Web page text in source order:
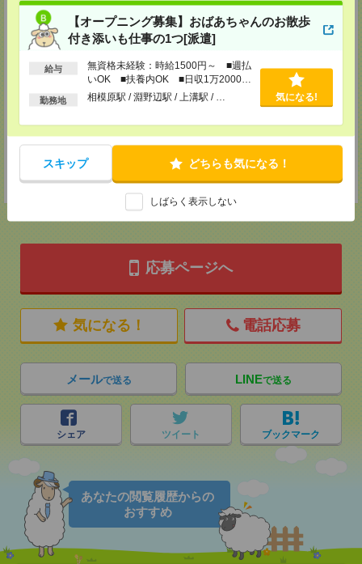
【オープニング募集】おばあちゃんのお散歩
付き添いも仕事の1つ[派遣]
給与
無資格未経験：時給1500円～ ■週払
いOK ■扶養内OK ■日収1万2000円
以上
勤務地 相模原駅 / 淵野辺駅 / 上溝駅 / … 気になる!
スキップ どちらも気になる！
しばらく表示しない
東京都町田市森野1-7-23 大樹生命町田ビル6F
TEL：0120-453-285
MAIL：tenshoku@nikken-ts.jp
担当：採用担当
メディカルケア事業部 横浜オフィス
神奈川県横浜市保土ケ谷区神戸町134 横浜ビジネスパークサウスタワー
2F B区画
TEL：0120-901-799
登録交通費
★今ならご来社登録でQUOカード2000円分をプレゼント中★
応募ページへ
気になる！ 電話応募
メールで送る LINEで送る
シェア ツイート ブックマーク
あなたの閲覧履歴からの
おすすめ